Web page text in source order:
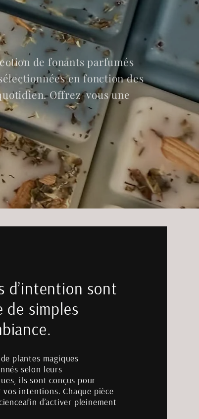
de fonants parfumés
en fonction des
Offrez-vous une
d’intention sont
de simples
plantes magiques
selon leurs
ils sont conçus pour
intentions. Chaque pièce
d’activer pleinement